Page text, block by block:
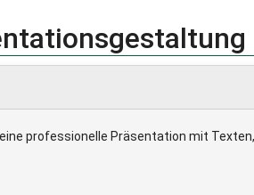
professionelle Präsentation mit